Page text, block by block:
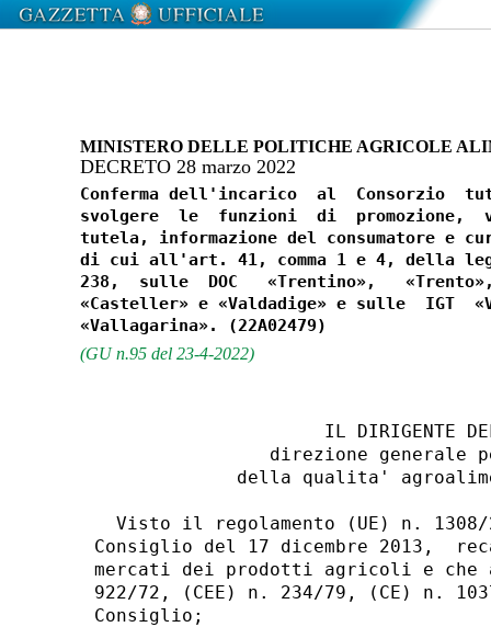
MINISTERO DELLE POLITICHE AGRICOLE
DECRETO 28 marzo 2022
Conferma dell'incarico  al  Consorzio
svolgere  le  funzioni  di  promozione,
tutela, informazione del consumatore e
di cui all'art. 41, comma 1 e 4, della
238,  sulle  DOC   «Trentino»,
«Casteller» e «Valdadige» e sulle  IGT
(GU n.95 del 23-4-2022)
IL DIRIGENTE
direzione generale
della qualita'
Visto il regolamento (UE) n.
Consiglio del 17 dicembre 2013,
mercati dei prodotti agricoli e che
922/72, (CEE) n. 234/79, (CE) n.
Consiglio;